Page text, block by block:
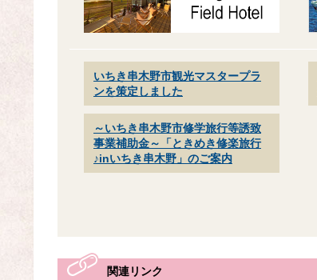
いちき串木野市観光マスタープラ
ンを策定しました
～いちき串木野市修学旅行等誘致
事業補助金～「ときめき修楽旅行
♪inいちき串木野」のご案内
関連リンク